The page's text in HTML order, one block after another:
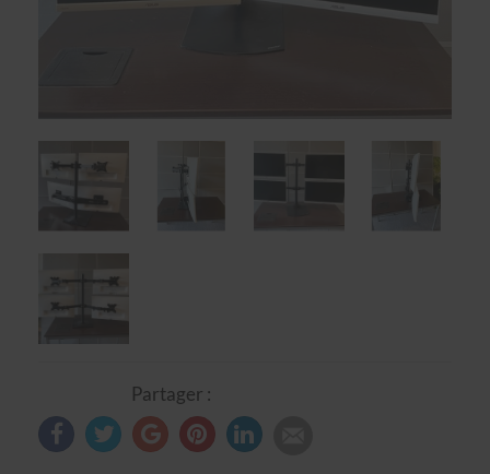
Partager :